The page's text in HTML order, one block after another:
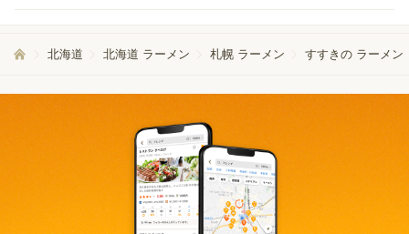
北海道 北海道 ラーメン 札幌 ラーメン すすきの ラーメン